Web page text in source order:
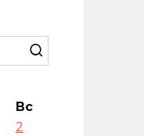
Вс
2